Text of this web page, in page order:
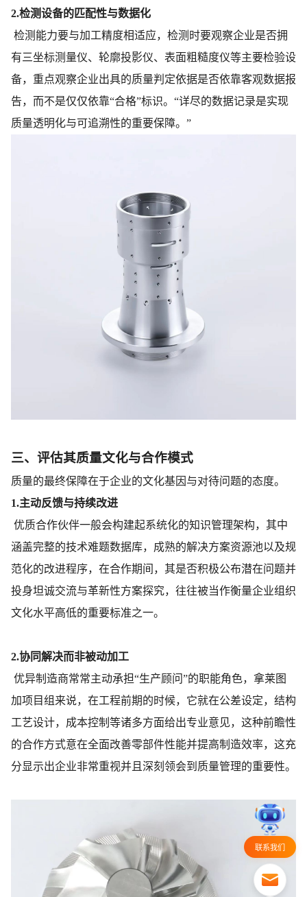
2.检测设备的匹配性与数据化
检测能力要与加工精度相适应，检测时要观察企业是否拥
有三坐标测量仪、轮廓投影仪、表面粗糙度仪等主要检验设
备，重点观察企业出具的质量判定依据是否依靠客观数据报
告，而不是仅仅依靠“合格”标识。“详尽的数据记录是实现
质量透明化与可追溯性的重要保障。”
三、评估其质量文化与合作模式
质量的最终保障在于企业的文化基因与对待问题的态度。
1.主动反馈与持续改进
优质合作伙伴一般会构建起系统化的知识管理架构，其中
涵盖完整的技术难题数据库，成熟的解决方案资源池以及规
范化的改进程序，在合作期间，其是否积极公布潜在问题并
投身坦诚交流与革新性方案探究，往往被当作衡量企业组织
文化水平高低的重要标准之一。
2.协同解决而非被动加工
优异制造商常常主动承担“生产顾问”的职能角色，拿莱图
加项目组来说，在工程前期的时候，它就在公差设定，结构
工艺设计，成本控制等诸多方面给出专业意见，这种前瞻性
的合作方式意在全面改善零部件性能并提高制造效率，这充
分显示出企业非常重视并且深刻领会到质量管理的重要性。
联系我们